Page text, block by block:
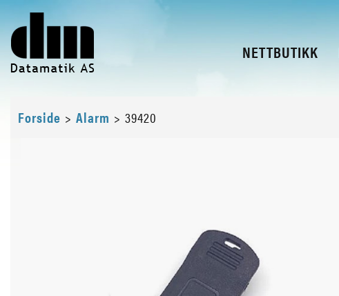
NETTBUTIKK
Forside > Alarm > 39420